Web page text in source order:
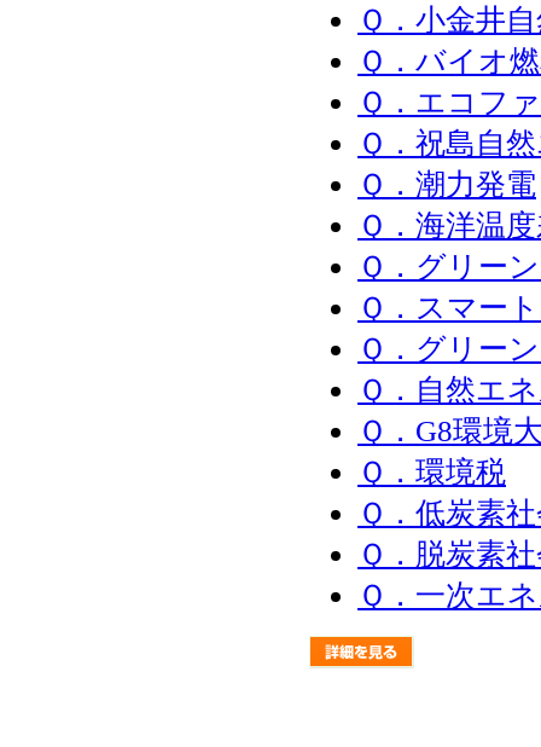
Ｑ．小金井
Ｑ．バイオ
Ｑ．エコフ
Ｑ．祝島自
Ｑ．潮力発電
Ｑ．海洋温
Ｑ．グリー
Ｑ．スマー
Ｑ．グリー
Ｑ．自然エ
Ｑ．G8環境
Ｑ．環境税
Ｑ．低炭素
Ｑ．脱炭素
Ｑ．一次エ